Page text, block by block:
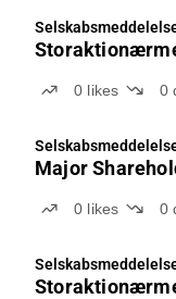
0 likes 0
Major
0 likes 0